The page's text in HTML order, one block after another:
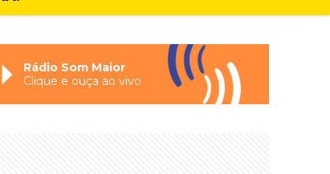
Rádio Som Maior
Clique e ouça ao vivo